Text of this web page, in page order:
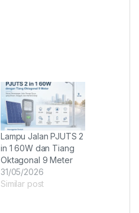
Lampu Jalan PJUTS 2
in 1 60W dan Tiang
Oktagonal 9 Meter
31/05/2026
Similar post